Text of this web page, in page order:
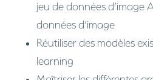
jeu de données d’image
données d’image
Réutiliser des modèles
learning